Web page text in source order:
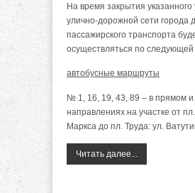
На время закрытия указанного
улично-дорожной сети города
пассажирского транспорта
осуществляться по следующей
автобусные маршруты
№ 1, 16, 19, 43, 89 – в прямом
направлениях на участке от
Маркса до пл. Труда: ул.
Читать далее...